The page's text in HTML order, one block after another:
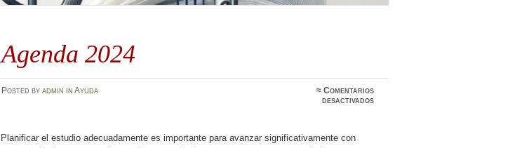
Agenda 2024
Posted by admin in Ayuda ≈Comentarios
desactivadosen
Planificar el estudio adecuadamente es importante para avanzar significativamente con